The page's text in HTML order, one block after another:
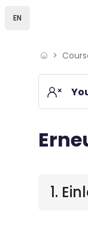
EN
Blocks
Blocks
1.